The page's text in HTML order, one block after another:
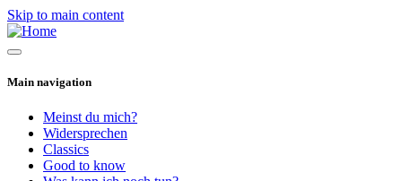
Skip to main content
Main navigation
Meinst du mich?
Widersprechen
Classics
Good to know